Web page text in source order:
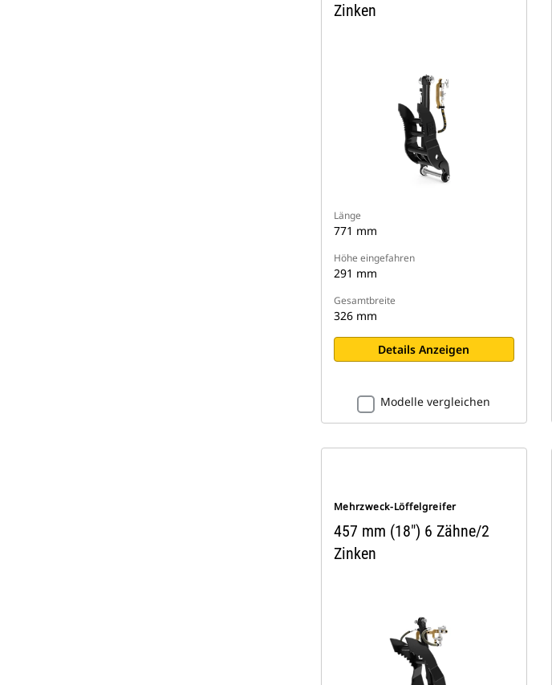
Zinken
Länge
771 mm
Höhe eingefahren
291 mm
Gesamtbreite
326 mm
Details Anzeigen
Modelle vergleichen
Mehrzweck-Löffelgreifer
457 mm (18") 6 Zähne/2
Zinken